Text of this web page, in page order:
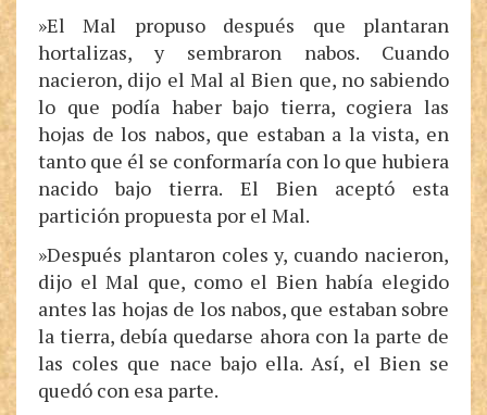
»El Mal propuso después que plantaran
hortalizas, y sembraron nabos. Cuando
nacieron, dijo el Mal al Bien que, no sabiendo
lo que podía haber bajo tierra, cogiera las
hojas de los nabos, que estaban a la vista, en
tanto que él se conformaría con lo que hubiera
nacido bajo tierra. El Bien aceptó esta
partición propuesta por el Mal.
»Después plantaron coles y, cuando nacieron,
dijo el Mal que, como el Bien había elegido
antes las hojas de los nabos, que estaban sobre
la tierra, debía quedarse ahora con la parte de
las coles que nace bajo ella. Así, el Bien se
quedó con esa parte.